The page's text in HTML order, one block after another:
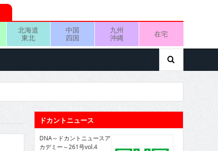
北海道
東北
中国
四国
九州
沖縄
在宅
ドカントニュース
DNA～ドカントニュースア
カデミー～261号vol.4